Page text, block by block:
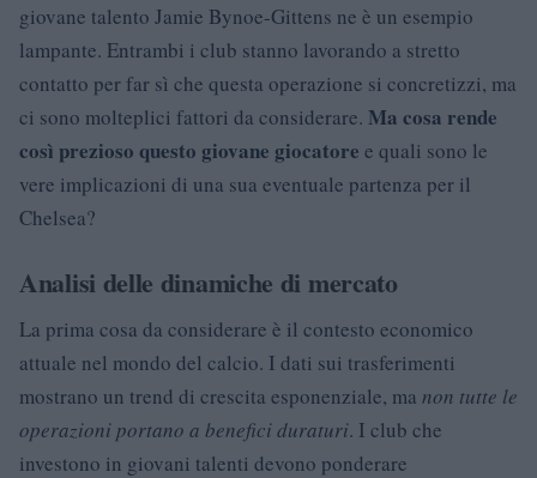
giovane talento Jamie Bynoe-Gittens ne è un esempio
lampante. Entrambi i club stanno lavorando a stretto
contatto per far sì che questa operazione si concretizzi, ma
ci sono molteplici fattori da considerare. Ma cosa rende
così prezioso questo giovane giocatore e quali sono le
vere implicazioni di una sua eventuale partenza per il
Chelsea?
Analisi delle dinamiche di mercato
La prima cosa da considerare è il contesto economico
attuale nel mondo del calcio. I dati sui trasferimenti
mostrano un trend di crescita esponenziale, ma non tutte le
operazioni portano a benefici duraturi. I club che
investono in giovani talenti devono ponderare